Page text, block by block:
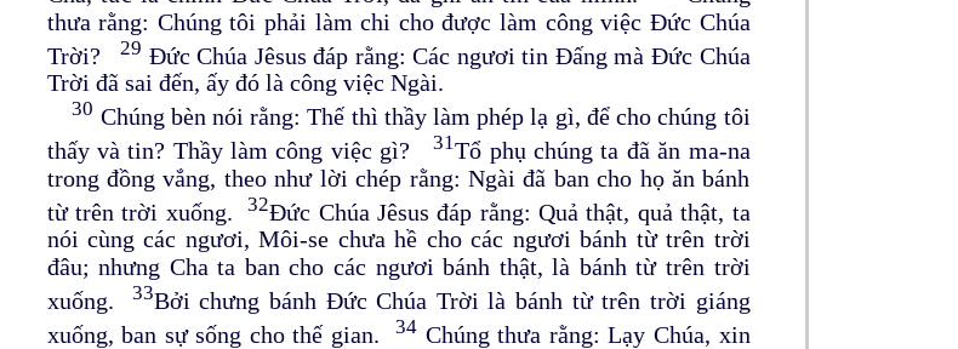
thưa rằng: Chúng tôi phải làm chi cho được làm công việc Đức Chúa
Trời?29 Đức Chúa Jêsus đáp rằng: Các ngươi tin Đấng mà Đức Chúa
Trời đã sai đến, ấy đó là công việc Ngài.
30 Chúng bèn nói rằng: Thế thì thầy làm phép lạ gì, để cho chúng tôi
thấy và tin? Thầy làm công việc gì?31Tổ phụ chúng ta đã ăn ma-na
trong đồng vắng, theo như lời chép rằng: Ngài đã ban cho họ ăn bánh
từ trên trời xuống.32Đức Chúa Jêsus đáp rằng: Quả thật, quả thật, ta
nói cùng các ngươi, Môi-se chưa hề cho các ngươi bánh từ trên trời
đâu; nhưng Cha ta ban cho các ngươi bánh thật, là bánh từ trên trời
xuống. 33Bởi chưng bánh Đức Chúa Trời là bánh từ trên trời giáng
xuống, ban sự sống cho thế gian.34 Chúng thưa rằng: Lạy Chúa, xin